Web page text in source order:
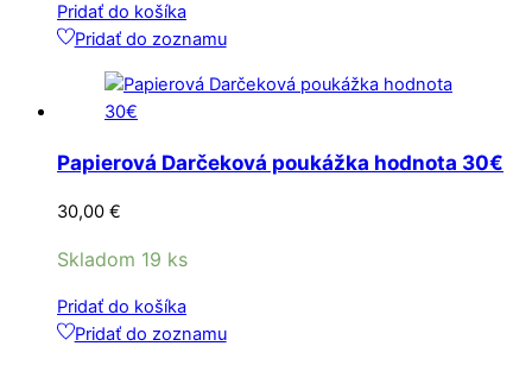
Pridať do košíka
Pridať do zoznamu
Papierová Darčeková poukážka hodnota 30€
30,00 €
Skladom 19 ks
Pridať do košíka
Pridať do zoznamu